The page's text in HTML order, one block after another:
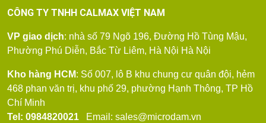
CÔNG TY TNHH CALMAX VIỆT NAM
VP giao dịch: nhà số 79 Ngõ 196, Đường Hồ Tùng Mậu,
Phường Phú Diễn, Bắc Từ Liêm, Hà Nội Hà Nội
Kho hàng HCM: Số 007, lô B khu chung cư quân đội, hẻm
468 phan văn trị, khu phố 29, phường Hạnh Thông, TP Hồ
Chí Minh
Tel: 0984820021
Email: sales@microdam.vn